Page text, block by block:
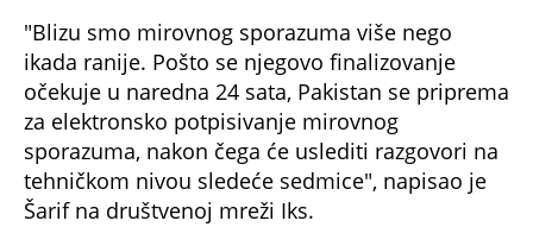
"Blizu smo mirovnog sporazuma više nego
ikada ranije. Pošto se njegovo finalizovanje
očekuje u naredna 24 sata, Pakistan se priprema
za elektronsko potpisivanje mirovnog
sporazuma, nakon čega će uslediti razgovori na
tehničkom nivou sledeće sedmice", napisao je
Šarif na društvenoj mreži Iks.